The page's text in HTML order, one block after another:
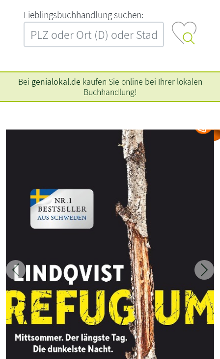
L‍i‍e‍b‍l‍i‍n‍g‍s‍b‍u‍c‍h‍h‍a‍n‍d‍l‍u‍n‍g‍ ‍s‍u‍c‍h‍e‍n‍:‍
Bei genialokal.de kaufen Sie online bei Ihrer lokalen
Buchhandlung!
Zurück